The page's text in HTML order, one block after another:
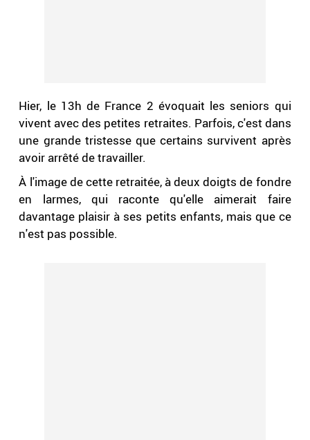
Hier, le 13h de France 2 évoquait les seniors qui
vivent avec des petites retraites. Parfois, c'est dans
une grande tristesse que certains survivent après
avoir arrêté de travailler.
À l'image de cette retraitée, à deux doigts de fondre
en larmes, qui raconte qu'elle aimerait faire
davantage plaisir à ses petits enfants, mais que ce
n'est pas possible.